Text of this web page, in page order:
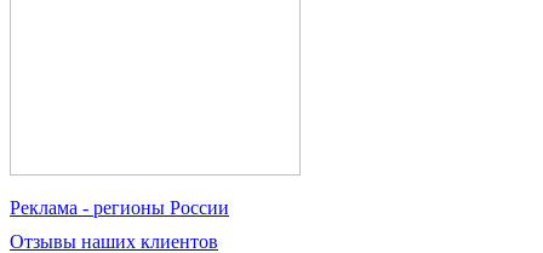
Реклама - регионы России
Отзывы наших клиентов